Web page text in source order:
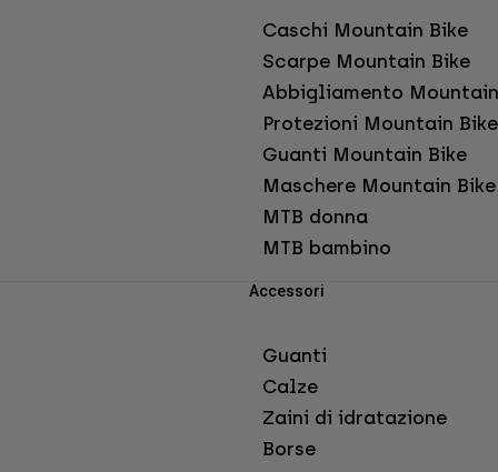
Caschi Mountain Bike
Scarpe Mountain Bike
Abbigliamento
Protezioni Mountain Bike
Guanti Mountain Bike
Maschere Mountain Bike
MTB donna
MTB bambino
Accessori
Guanti
Calze
Zaini di idratazione
Borse